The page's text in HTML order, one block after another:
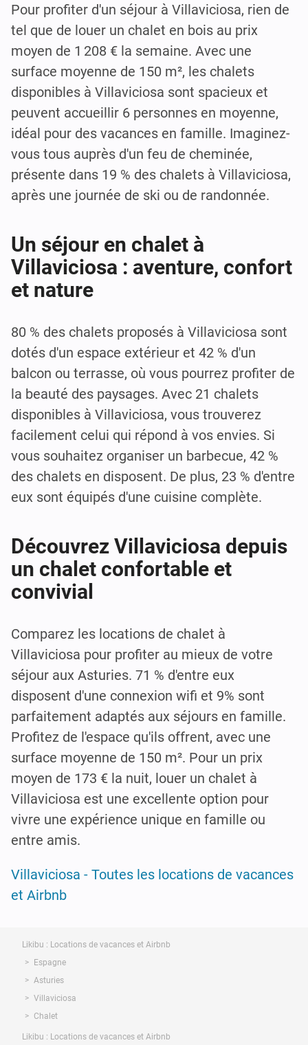
Pour profiter d'un séjour à Villaviciosa, rien de
tel que de louer un chalet en bois au prix
moyen de 1 208 € la semaine. Avec une
surface moyenne de 150 m², les chalets
disponibles à Villaviciosa sont spacieux et
peuvent accueillir 6 personnes en moyenne,
idéal pour des vacances en famille. Imaginez-
vous tous auprès d'un feu de cheminée,
présente dans 19 % des chalets à Villaviciosa,
après une journée de ski ou de randonnée.
Un séjour en chalet à
Villaviciosa : aventure, confort
et nature
80 % des chalets proposés à Villaviciosa sont
dotés d'un espace extérieur et 42 % d'un
balcon ou terrasse, où vous pourrez profiter de
la beauté des paysages. Avec 21 chalets
disponibles à Villaviciosa, vous trouverez
facilement celui qui répond à vos envies. Si
vous souhaitez organiser un barbecue, 42 %
des chalets en disposent. De plus, 23 % d'entre
eux sont équipés d'une cuisine complète.
Découvrez Villaviciosa depuis
un chalet confortable et
convivial
Comparez les locations de chalet à
Villaviciosa pour profiter au mieux de votre
séjour aux Asturies. 71 % d'entre eux
disposent d'une connexion wifi et 9% sont
parfaitement adaptés aux séjours en famille.
Profitez de l'espace qu'ils offrent, avec une
surface moyenne de 150 m². Pour un prix
moyen de 173 € la nuit, louer un chalet à
Villaviciosa est une excellente option pour
vivre une expérience unique en famille ou
entre amis.
Villaviciosa - Toutes les locations de vacances
et Airbnb
Likibu : Locations de vacances et Airbnb
Espagne
Asturies
Villaviciosa
Chalet
Likibu : Locations de vacances et Airbnb